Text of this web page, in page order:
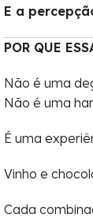
E a
POR QUE
Não é uma
Não é uma
É uma
Vinho e
Cada